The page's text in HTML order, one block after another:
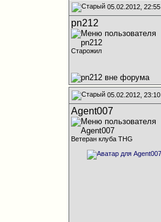
05.02.2012, 22:55
pn212
Старожил
05.02.2012, 23:10
Agent007
Ветеран клуба THG